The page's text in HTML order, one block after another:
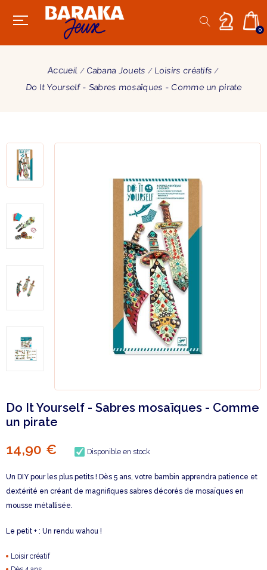
0
Accueil Cabana Jouets
Loisirs créatifs
Do It Yourself - Sabres mosaïques - Comme un pirate
Do It Yourself - Sabres mosaïques - Comme
un pirate
14,90 € Disponible en stock
Un DIY pour les plus petits ! Dès 5 ans, votre bambin apprendra patience et
dextérité en créant de magnifiques sabres décorés de mosaïques en
mousse métallisée.
Le petit + : Un rendu wahou !
Loisir créatif